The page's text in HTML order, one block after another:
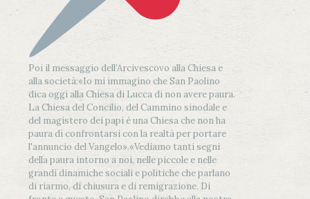
Poi il messaggio dell’Arcivescovo alla Chiesa e
alla società:«Io mi immagino che San Paolino
dica oggi alla Chiesa di Lucca di non avere paura.
La Chiesa del Concilio, del Cammino sinodale e
del magistero dei papi è una Chiesa che non ha
paura di confrontarsi con la realtà per portare
l'annuncio del Vangelo».«Vediamo tanti segni
della paura intorno a noi, nelle piccole e nelle
grandi dinamiche sociali e politiche che parlano
di riarmo, di chiusura e di remigrazione. Di